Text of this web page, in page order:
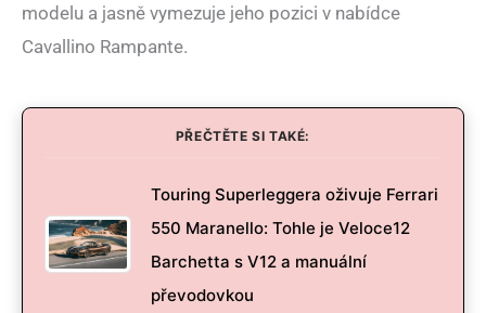
modelu a jasně vymezuje jeho pozici v nabídce
Cavallino Rampante.
PŘEČTĚTE SI TAKÉ:
Touring Superleggera oživuje Ferrari
550 Maranello: Tohle je Veloce12
Barchetta s V12 a manuální
převodovkou